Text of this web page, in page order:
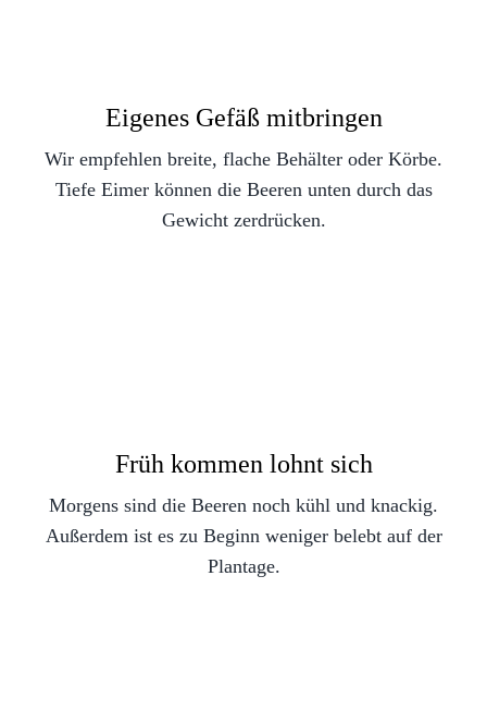
Eigenes Gefäß mitbringen
Wir empfehlen breite, flache Behälter oder Körbe.
Tiefe Eimer können die Beeren unten durch das
Gewicht zerdrücken.
Früh kommen lohnt sich
Morgens sind die Beeren noch kühl und knackig.
Außerdem ist es zu Beginn weniger belebt auf der
Plantage.